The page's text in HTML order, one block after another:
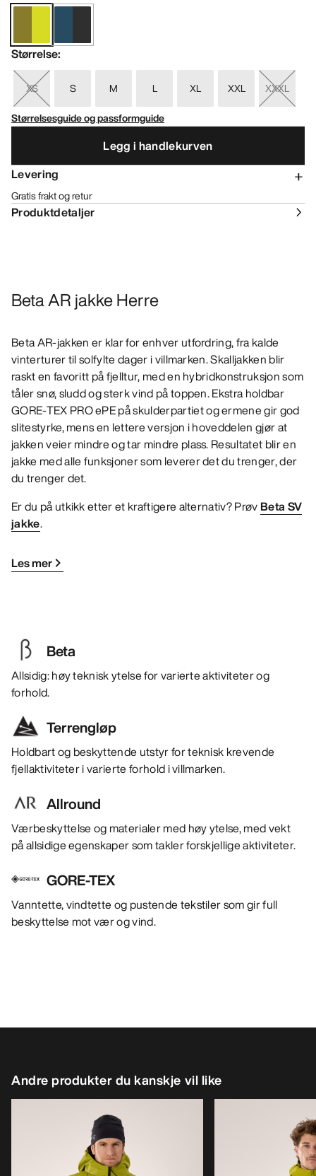
Størrelse:
XS S M L XL XXL
XXXL
Størrelsesguide og passformguide
Legg i handlekurven
Levering
Gratis frakt og retur
Produktdetaljer
Beta AR jakke Herre
Beta AR-jakken er klar for enhver utfordring, fra kalde
vinterturer til solfylte dager i villmarken. Skalljakken blir
raskt en favoritt på fjelltur, med en hybridkonstruksjon som
tåler snø, sludd og sterk vind på toppen. Ekstra holdbar
GORE-TEX PRO ePE på skulderpartiet og ermene gir god
slitestyrke, mens en lettere versjon i hoveddelen gjør at
jakken veier mindre og tar mindre plass. Resultatet blir en
jakke med alle funksjoner som leverer det du trenger, der
du trenger det.
Er du på utkikk etter et kraftigere alternativ? Prøv Beta SV
jakke.
Les mer
Beta
Allsidig: høy teknisk ytelse for varierte aktiviteter og
forhold.
Terrengløp
Holdbart og beskyttende utstyr for teknisk krevende
fjellaktiviteter i varierte forhold i villmarken.
Allround
Værbeskyttelse og materialer med høy ytelse, med vekt
på allsidige egenskaper som takler forskjellige aktiviteter.
GORE-TEX
Vanntette, vindtette og pustende tekstiler som gir full
beskyttelse mot vær og vind.
Andre produkter du kanskje vil like